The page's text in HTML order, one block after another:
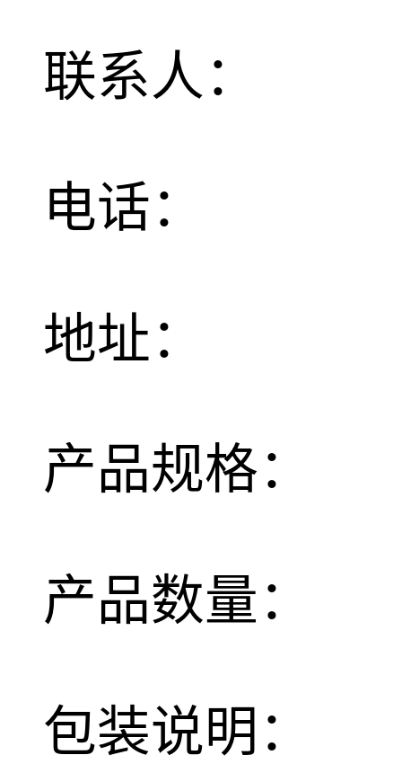
联系人：
电话：
地址：
产品规格：
产品数量：
包装说明：